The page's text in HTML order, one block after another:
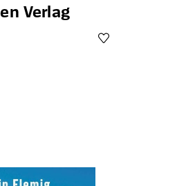
Verlag